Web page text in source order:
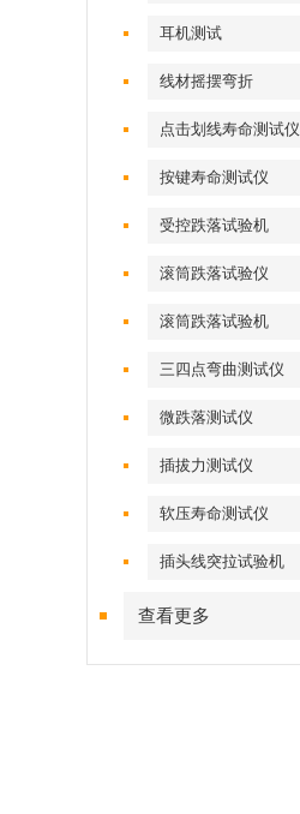
耳机测试
线材摇摆弯折
点击划线寿命测试仪
按键寿命测试仪
受控跌落试验机
滚筒跌落试验仪
滚筒跌落试验机
三四点弯曲测试仪
微跌落测试仪
插拔力测试仪
软压寿命测试仪
插头线突拉试验机
查看更多